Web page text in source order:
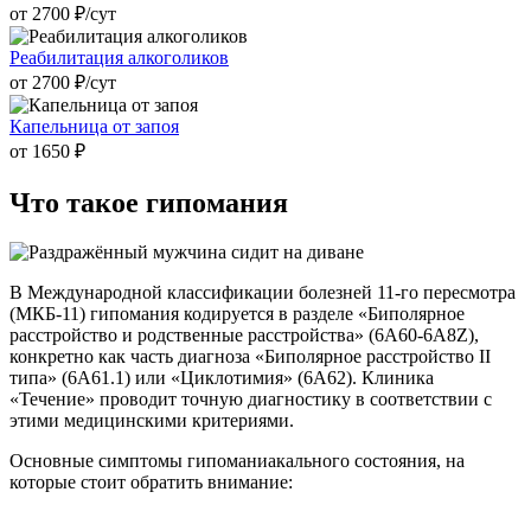
от 2700 ₽/cут
Реабилитация алкоголиков
от 2700 ₽/cут
Капельница от запоя
от 1650 ₽
Что такое гипомания
В Международной классификации болезней 11-го пересмотра
(МКБ-11) гипомания кодируется в разделе «Биполярное
расстройство и родственные расстройства» (6A60-6A8Z),
конкретно как часть диагноза «Биполярное расстройство II
типа» (6A61.1) или «Циклотимия» (6A62). Клиника
«Течение» проводит точную диагностику в соответствии с
этими медицинскими критериями.
Основные симптомы гипоманиакального состояния, на
которые стоит обратить внимание: